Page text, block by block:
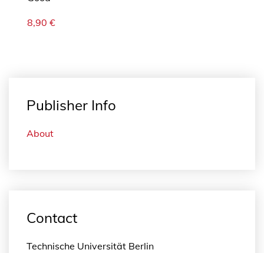
8,90 €
Publisher Info
About
Contact
Technische Universität Berlin